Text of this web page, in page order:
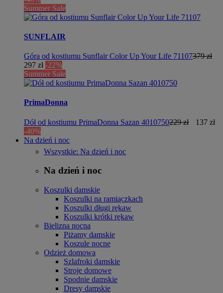
Summer Sale
SUNFLAIR
Góra od kostiumu Sunflair Color Up Your Life 71107379 zł
297 zł -22%
Summer Sale
PrimaDonna
Dół od kostiumu PrimaDonna Sazan 4010750229 zł
137 zł
-40%
Na dzień i noc
Wszystkie: Na dzień i noc
Na dzień i noc
Koszulki damskie
Koszulki na ramiączkach
Koszulki długi rękaw
Koszulki krótki rękaw
Bielizna nocna
Piżamy damskie
Koszule nocne
Odzież domowa
Szlafroki damskie
Stroje domowe
Spodnie damskie
Dresy damskie